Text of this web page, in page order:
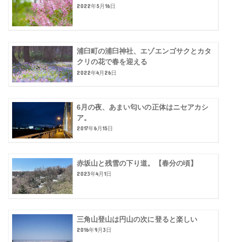
2022年5月16日
浦臼町の浦臼神社、エゾエンゴサクとカタ
クリの花で春を迎える
2022年4月26日
6月の夜、あまい匂いの正体はニセアカシ
ア。
2017年6月15日
赤坂山と残雪の下り道。【春分の頃】
2023年4月1日
三角山登山は円山の次に登ると楽しい
2016年9月3日